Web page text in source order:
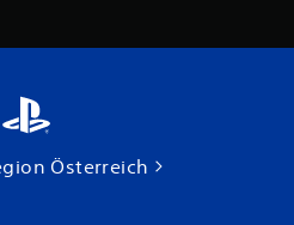
8
Österreich